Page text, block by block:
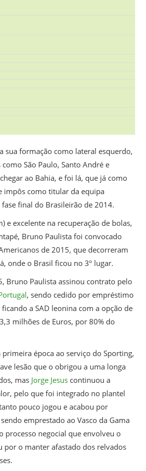
sua formação como lateral esquerdo,
São Paulo, Santo André e
ao Bahia, e foi lá, que já como
impôs como titular da equipa
final do Brasileirão de 2014.
e excelente na recuperação de bolas,
Bruno Paulista foi convocado
de 2015, que decorreram
onde o Brasil ficou no 3º lugar.
Bruno Paulista assinou contrato pelo
, sendo cedido por empréstimo
a SAD leonina com a opção de
milhões de Euros, por 80% do
época ao serviço do Sporting,
lesão que o obrigou a uma longa
mas Jorge Jesuscontinuou a
pelo que foi integrado no plantel
pouco jogou e acabou por
emprestado ao Vasco da Gama
processo negocial que envolveu o
por o manter afastado dos relvados